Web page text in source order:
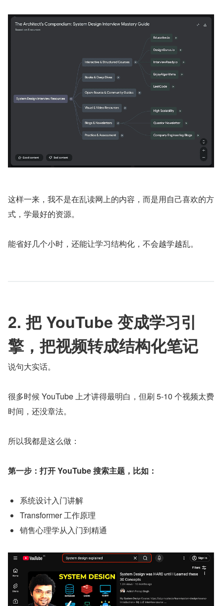
这样一来，我不是在乱读网上的内容，而是用自己喜欢的方
式，学最好的资源。
能省好几个小时，还能让学习结构化，不会越学越乱。
2. 把 YouTube 变成学习引
擎，把视频转成结构化笔记
说句大实话。
很多时候 YouTube 上才讲得最明白，但刷 5-10 个视频太费
时间，还没章法。
所以我都是这么做：
第一步：打开 YouTube 搜索主题，比如：
系统设计入门讲解
Transformer 工作原理
销售心理学从入门到精通